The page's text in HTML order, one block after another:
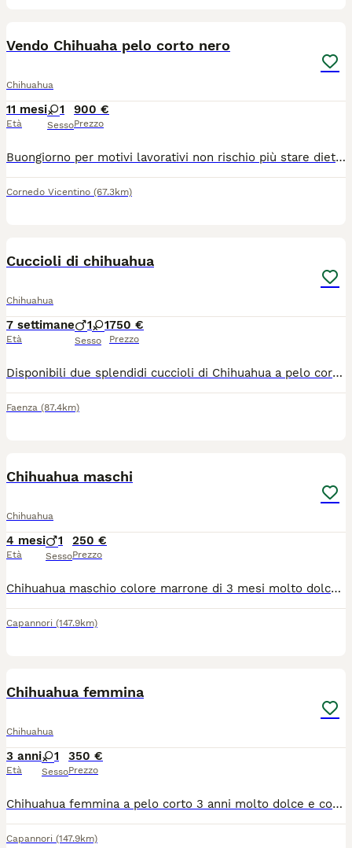
Vendo Chihuaha pelo corto nero
Chihuahua
11 mesi
Età
1
Sesso
900 €
Prezzo
Buongiorno per motivi lavorativi non rischio più stare dietro al mio Chihuaha. A malincuore scelgo di venderla. È una femmina di quasi un anno color nero a pelo corto.
Cornedo Vicentino (67.3km)
Cuccioli di chihuahua
Chihuahua
7 settimane
Età
1 1
Sesso
750 €
Prezzo
Disponibili due splendidi cuccioli di Chihuahua a pelo corto: un maschietto e una femminuccia. I cuccioli sono nati e cresciuti in ambiente familiare, circondati da amore, attenzioni e coccole ogni giorno. Sono ben socializzati, abituati al contatto umano e crescono con grande cura. Al momento della consegna saranno: • vaccinati • microchippati • sverminati • con libretto sanitario Mamma visibile: Chihuahua nera a pelo corto, 1 anno e mezzo, dolcissima e in ottima salute. Papà: Chihuahua color crema a pelo corto. Cerchiamo per loro famiglie serie e amorevoli, che possano offrire una casa piena di affetto. Prezzo: 750 € ciascuno. Per maggiori informazioni o foto, contattatemi in privato.
Faenza (87.4km)
Chihuahua maschi
Chihuahua
4 mesi
Età
1
Sesso
250 €
Prezzo
Chihuahua maschio colore marrone di 3 mesi molto dolce e coccoloso con microchip al momento della consegna
Capannori (147.9km)
Chihuahua femmina
Chihuahua
3 anni
Età
1
Sesso
350 €
Prezzo
Chihuahua femmina a pelo corto 3 anni molto dolce e coccolosa munita di microchip e vaccini aggiornati
Capannori (147.9km)